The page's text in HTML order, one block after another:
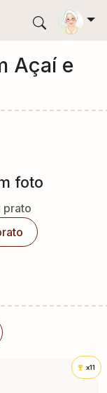
Açaí e
foto
prato
x11